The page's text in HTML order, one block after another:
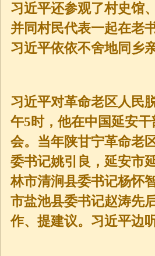
习近平还参观了村史馆
并同村民代表一起在老
习近平依依不舍地同乡
习近平对革命老区人民
午5时，他在中国延安
会。当年陕甘宁革命老
委书记姚引良，延安市
林市清涧县委书记杨怀
市盐池县委书记赵涛先
作、提建议。习近平边